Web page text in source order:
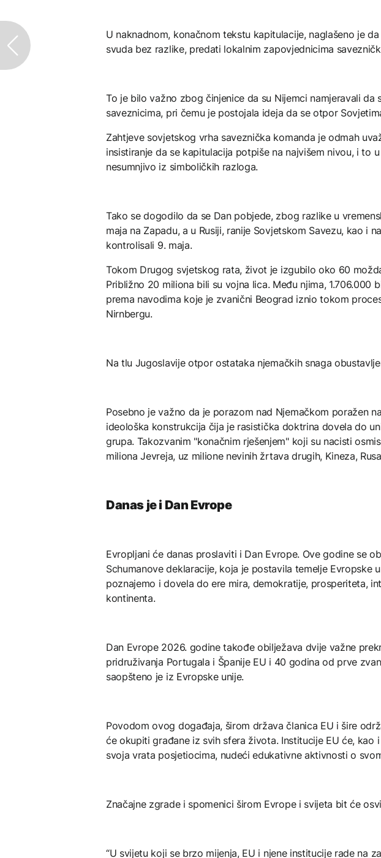
U naknadnom, konačnom tekstu kapitulacije, naglašeno je
svuda bez razlike, predati lokalnim zapovjednicima
To je bilo važno zbog činjenice da su Nijemci namjeravali da
saveznicima, pri čemu je postojala ideja da se otpor
Zahtjeve sovjetskog vrha saveznička komanda je odmah
insistiranje da se kapitulacija potpiše na najvišem nivou, i to
nesumnjivo iz simboličkih razloga.
Tako se dogodilo da se Dan pobjede, zbog razlike u
maja na Zapadu, a u Rusiji, ranije Sovjetskom Savezu, kao i
kontrolisali 9. maja.
Tokom Drugog svjetskog rata, život je izgubilo oko 60
Približno 20 miliona bili su vojna lica. Među njima, 1.706.000
prema navodima koje je zvanični Beograd iznio tokom
Nirnbergu.
Na tlu Jugoslavije otpor ostataka njemačkih snaga
Posebno je važno da je porazom nad Njemačkom poražen
ideološka konstrukcija čija je rasistička doktrina dovela do
grupa. Takozvanim "konačnim rješenjem" koji su nacisti
miliona Jevreja, uz milione nevinih žrtava drugih, Kineza,
Danas je i Dan Evrope
Evropljani će danas proslaviti i Dan Evrope. Ove godine se
Schumanove deklaracije, koja je postavila temelje Evropske
poznajemo i dovela do ere mira, demokratije, prosperiteta,
kontinenta.
Dan Evrope 2026. godine takođe obilježava dvije važne
pridruživanja Portugala i Španije EU i 40 godina od prve
saopšteno je iz Evropske unije.
Povodom ovog događaja, širom država članica EU i šire
će okupiti građane iz svih sfera života. Institucije EU će, kao
svoja vrata posjetiocima, nudeći edukativne aktivnosti o
Značajne zgrade i spomenici širom Evrope i svijeta bit će
“U svijetu koji se brzo mijenja, EU i njene institucije rade na